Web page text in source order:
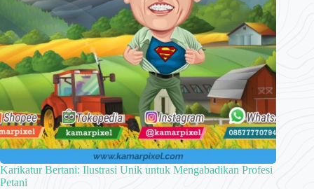
Karikatur Bertani: Ilustrasi Unik untuk Mengabadikan Profesi
Petani